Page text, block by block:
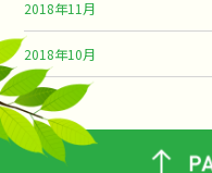
2018年11月
2018年10月